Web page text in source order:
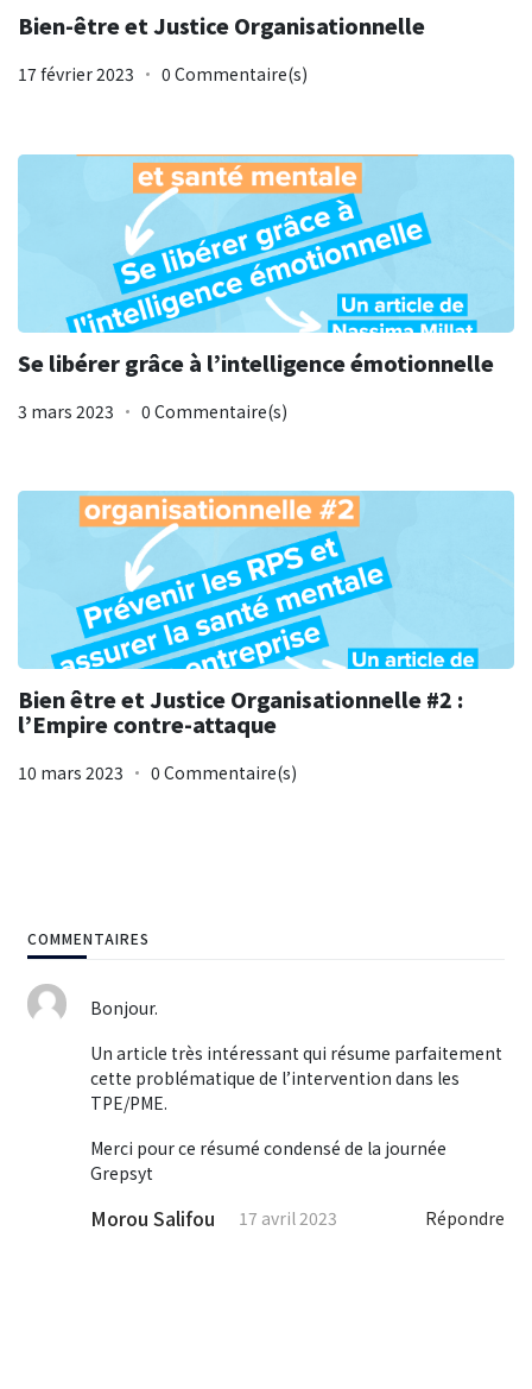
Bien-être et Justice Organisationnelle
17 février 2023 0 Commentaire(s)
Se libérer grâce à l’intelligence émotionnelle
3 mars 2023 0 Commentaire(s)
Bien être et Justice Organisationnelle #2 :
l’Empire contre-attaque
10 mars 2023 0 Commentaire(s)
COMMENTAIRES
Bonjour.
Un article très intéressant qui résume parfaitement
cette problématique de l’intervention dans les
TPE/PME.
Merci pour ce résumé condensé de la journée
Grepsyt
Morou Salifou 17 avril 2023 Répondre